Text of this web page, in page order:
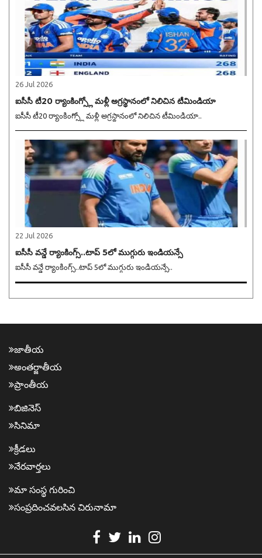
26 Jul 2026
ఐసీసీ టీ20 ర్యాంకింగ్స్లో మళ్లీ అగ్రస్థానంలో నిలిచిన టీమిండియా
ఐసీసీ టీ20 ర్యాంకింగ్స్లో మళ్లీ అగ్రస్థానంలో నిలిచిన టీమిండియా..
22 Jul 2026
ఐసీసీ వన్డే ర్యాంకింగ్స్..టాప్ 5లో ముగ్గురు ఇండియన్సే
ఐసీసీ వన్డే ర్యాంకింగ్స్..టాప్ 5లో ముగ్గురు ఇండియన్సే..
జాతీయ
అంత‌ర్జాతీయ
ప్రాంతీయ‌
బిజినెస్
సినిమా
క్రీడ‌లు
నేర‌వార్త‌లు
మా సంస్థ గురించి
సంప్ర‌దించవ‌ల‌సిన‌ చిరునామా